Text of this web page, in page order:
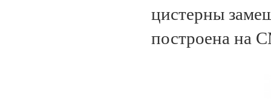
цистерны
построена на